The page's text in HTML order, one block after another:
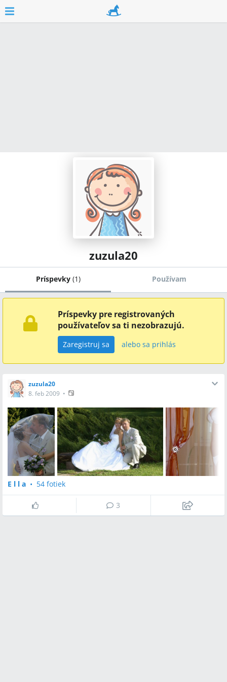
zuzula20
Príspevky (1) Používam
Príspevky pre registrovaných
používateľov sa ti nezobrazujú.
Zaregistruj sa alebo sa prihlás
zuzula20
8. feb 2009 •
E l l a • 54 fotiek
3